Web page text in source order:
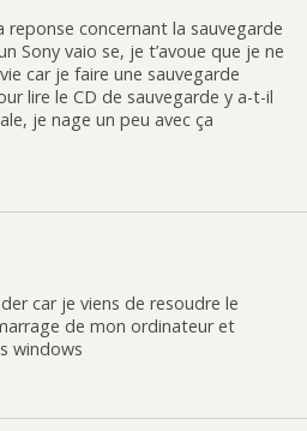
reponse concernant la sauvegarde
Sony vaio se, je t’avoue que je ne
car je faire une sauvegarde
lire le CD de sauvegarde y a-t-il
je nage un peu avec ça
car je viens de resoudre le
de mon ordinateur et
windows